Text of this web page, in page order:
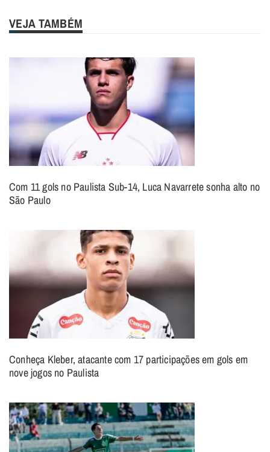
VEJA TAMBÉM
Com 11 gols no Paulista Sub-14, Luca Navarrete sonha alto no
São Paulo
Conheça Kleber, atacante com 17 participações em gols em
nove jogos no Paulista